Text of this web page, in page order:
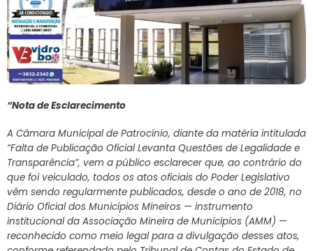
“Nota de Esclarecimento
A Câmara Municipal de Patrocínio, diante da matéria intitulada
“Falta de Publicação Oficial Levanta Questões de Legalidade e
Transparência”, vem a público esclarecer que, ao contrário do
que foi veiculado, todos os atos oficiais do Poder Legislativo
vêm sendo regularmente publicados, desde o ano de 2018, no
Diário Oficial dos Municípios Mineiros — instrumento
institucional da Associação Mineira de Municípios (AMM) —
reconhecido como meio legal para a divulgação desses atos,